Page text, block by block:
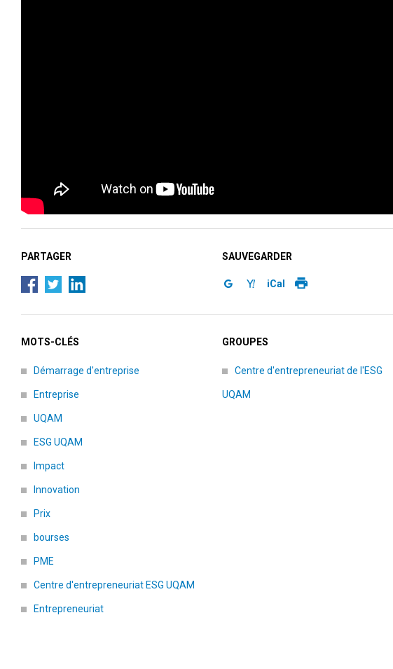
PARTAGER SAUVEGARDER
iCal
MOTS-CLÉS
Démarrage d'entreprise
Entreprise
UQAM
ESG UQAM
Impact
Innovation
Prix
bourses
PME
Centre d'entrepreneuriat ESG UQAM
Entrepreneuriat
GROUPES
Centre d'entrepreneuriat de l'ESG
UQAM